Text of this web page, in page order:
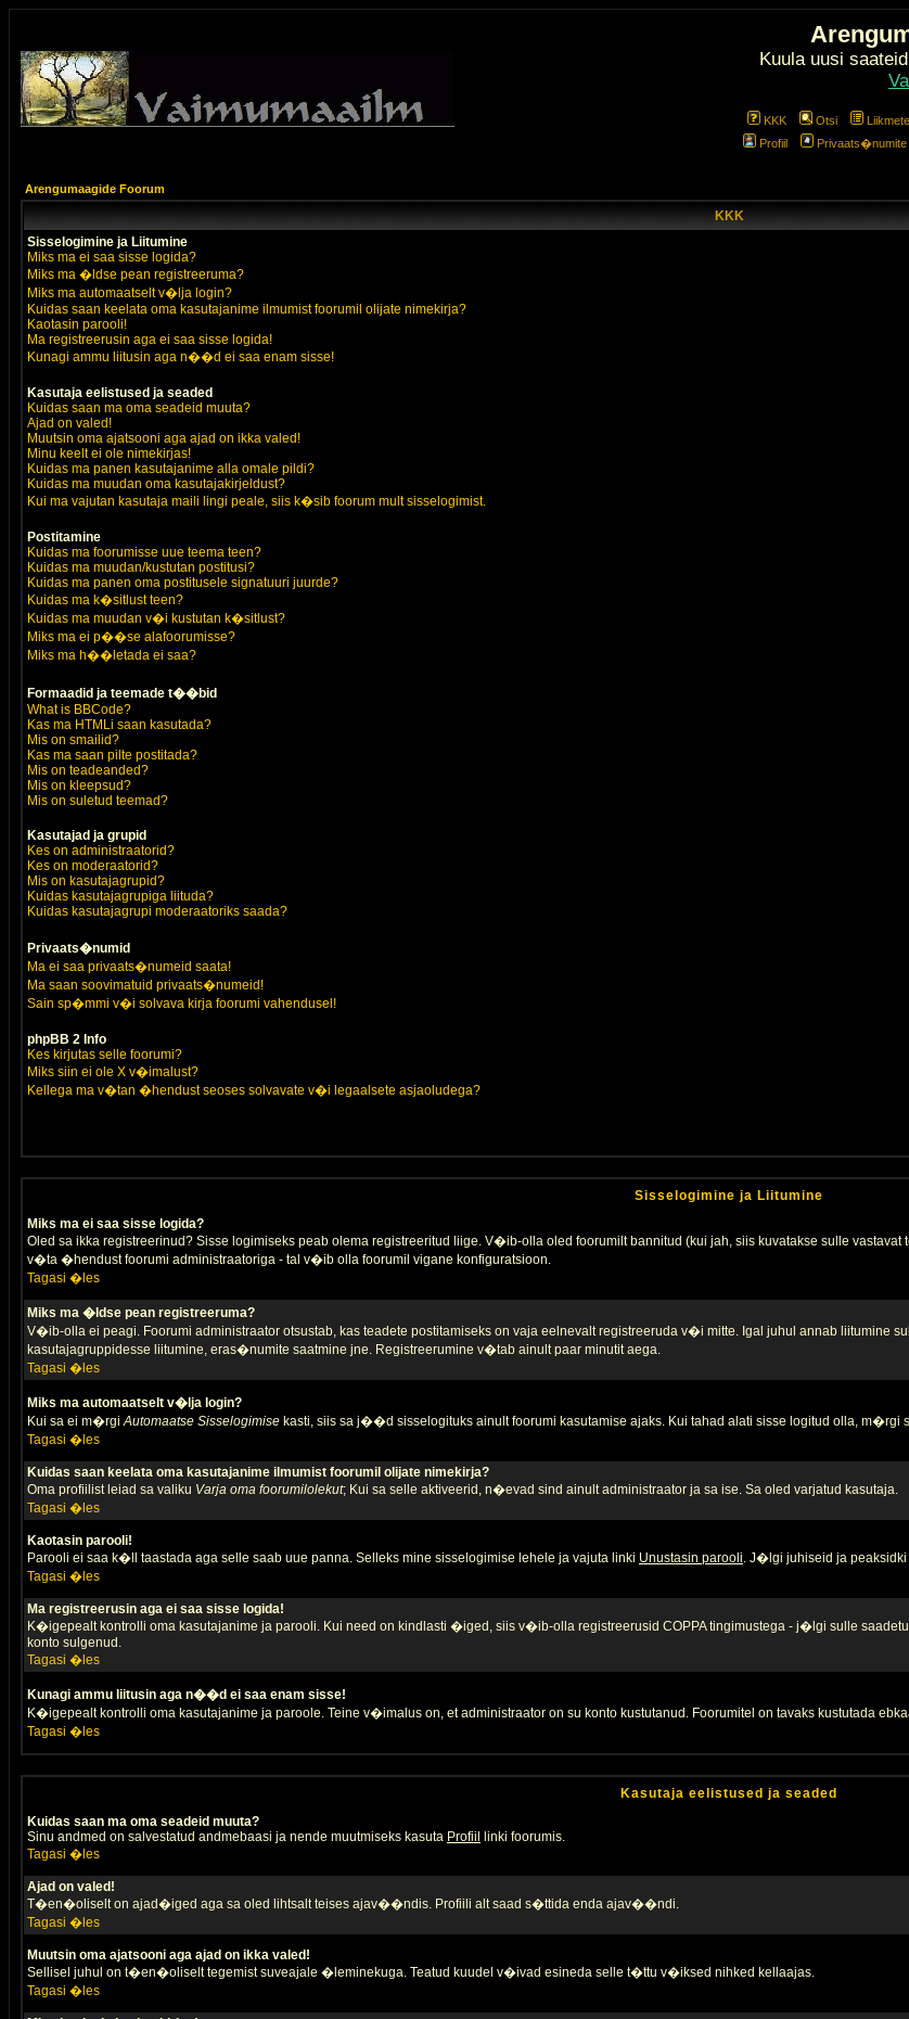
Kuula uusi saateid
KKK Otsi
Profiil
Privaats�numite
Arengumaagide Foorum
KKK
Sisselogimine ja Liitumine
Miks ma ei saa sisse logida?
Miks ma �ldse pean registreeruma?
Miks ma automaatselt v�lja login?
Kuidas saan keelata oma kasutajanime ilmumist foorumil olijate nimekirja?
Kaotasin parooli!
Ma registreerusin aga ei saa sisse logida!
Kunagi ammu liitusin aga n��d ei saa enam sisse!
Kasutaja eelistused ja seaded
Kuidas saan ma oma seadeid muuta?
Ajad on valed!
Muutsin oma ajatsooni aga ajad on ikka valed!
Minu keelt ei ole nimekirjas!
Kuidas ma panen kasutajanime alla omale pildi?
Kuidas ma muudan oma kasutajakirjeldust?
Kui ma vajutan kasutaja maili lingi peale, siis k�sib foorum mult sisselogimist.
Postitamine
Kuidas ma foorumisse uue teema teen?
Kuidas ma muudan/kustutan postitusi?
Kuidas ma panen oma postitusele signatuuri juurde?
Kuidas ma k�sitlust teen?
Kuidas ma muudan v�i kustutan k�sitlust?
Miks ma ei p��se alafoorumisse?
Miks ma h��letada ei saa?
Formaadid ja teemade t��bid
What is BBCode?
Kas ma HTMLi saan kasutada?
Mis on smailid?
Kas ma saan pilte postitada?
Mis on teadeanded?
Mis on kleepsud?
Mis on suletud teemad?
Kasutajad ja grupid
Kes on administraatorid?
Kes on moderaatorid?
Mis on kasutajagrupid?
Kuidas kasutajagrupiga liituda?
Kuidas kasutajagrupi moderaatoriks saada?
Privaats�numid
Ma ei saa privaats�numeid saata!
Ma saan soovimatuid privaats�numeid!
Sain sp�mmi v�i solvava kirja foorumi vahendusel!
phpBB 2 Info
Kes kirjutas selle foorumi?
Miks siin ei ole X v�imalust?
Kellega ma v�tan �hendust seoses solvavate v�i legaalsete asjaoludega?
Sisselogimine ja Liitumine
Miks ma ei saa sisse logida?
Oled sa ikka registreerinud? Sisse logimiseks peab olema registreeritud liige. V�ib-olla oled foorumilt bannitud (kui jah, siis kuvatakse sulle
v�ta �hendust foorumi administraatoriga - tal v�ib olla foorumil vigane konfiguratsioon.
Tagasi �les
Miks ma �ldse pean registreeruma?
V�ib-olla ei peagi. Foorumi administraator otsustab, kas teadete postitamiseks on vaja eelnevalt registreeruda v�i mitte. Igal juhul annab
kasutajagruppidesse liitumine, eras�numite saatmine jne. Registreerumine v�tab ainult paar minutit aega.
Tagasi �les
Miks ma automaatselt v�lja login?
Kui sa ei m�rgiAutomaatse Sisselogimise kasti, siis sa j��d sisselogituks ainult foorumi kasutamise ajaks. Kui tahad alati sisse logitud olla, m�rgi
Tagasi �les
Kuidas saan keelata oma kasutajanime ilmumist foorumil olijate nimekirja?
Oma profiilist leiad sa valiku Varja oma foorumilolekut; Kui sa selle aktiveerid, n�evad sind ainult administraator ja sa ise. Sa oled varjatud kasutaja.
Tagasi �les
Kaotasin parooli!
Parooli ei saa k�ll taastada aga selle saab uue panna. Selleks mine sisselogimise lehele ja vajuta linki Unustasin parooli. J�lgi juhiseid ja
Tagasi �les
Ma registreerusin aga ei saa sisse logida!
K�igepealt kontrolli oma kasutajanime ja parooli. Kui need on kindlasti �iged, siis v�ib-olla registreerusid COPPA tingimustega - j�lgi sulle
konto sulgenud.
Tagasi �les
Kunagi ammu liitusin aga n��d ei saa enam sisse!
K�igepealt kontrolli oma kasutajanime ja paroole. Teine v�imalus on, et administraator on su konto kustutanud. Foorumitel on tavaks kustutada
Tagasi �les
Kasutaja eelistused ja seaded
Kuidas saan ma oma seadeid muuta?
Sinu andmed on salvestatud andmebaasi ja nende muutmiseks kasuta Profiil
linki foorumis.
Tagasi �les
Ajad on valed!
T�en�oliselt on ajad�iged aga sa oled lihtsalt teises ajav��ndis. Profiili alt saad s�ttida enda ajav��ndi.
Tagasi �les
Muutsin oma ajatsooni aga ajad on ikka valed!
Sellisel juhul on t�en�oliselt tegemist suveajale �leminekuga. Teatud kuudel v�ivad esineda selle t�ttu v�iksed nihked kellaajas.
Tagasi �les